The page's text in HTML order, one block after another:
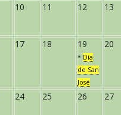
10 11 12 13
17 18 19
* Día
de San
José
20
24 25 26 27